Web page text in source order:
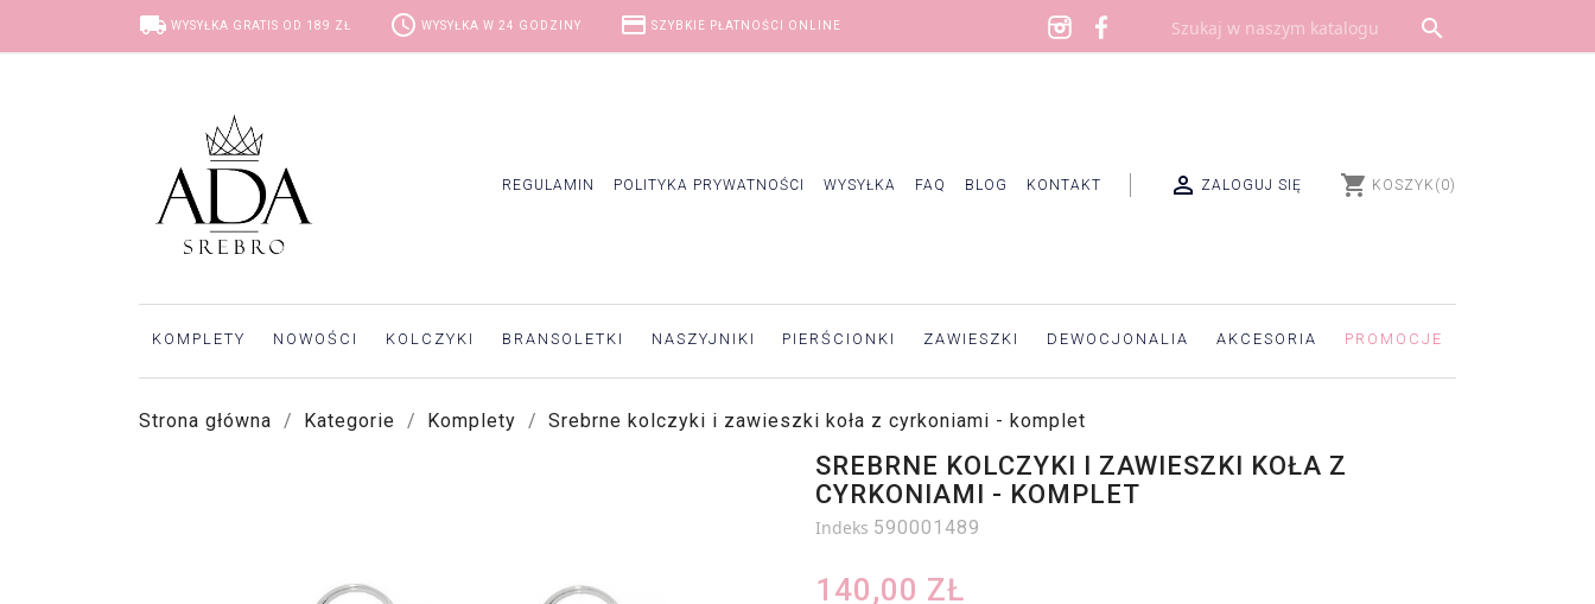
local_shipping WYSYŁKA GRATIS OD 189 ZŁ access_time WYSYŁKA W 24 GODZINY credit_card SZYBKIE PŁATNOŚCI ONLINE 
REGULAMIN POLITYKA PRYWATNOŚCI WYSYŁKA FAQ BLOG KONTAKT  ZALOGUJ SIĘ shopping_cart KOSZYK (0)
KOMPLETY NOWOŚCI KOLCZYKI BRANSOLETKI NASZYJNIKI PIERŚCIONKI ZAWIESZKI DEWOCJONALIA AKCESORIA PROMOCJE
Strona główna Kategorie Komplety Srebrne kolczyki i zawieszki koła z cyrkoniami - komplet
SREBRNE KOLCZYKI I ZAWIESZKI KOŁA Z
CYRKONIAMI - KOMPLET
Indeks 590001489
140,00 ZŁ